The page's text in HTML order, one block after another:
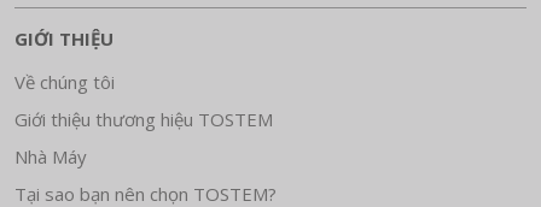
GIỚI THIỆU
Về chúng tôi
Giới thiệu thương hiệu TOSTEM
Nhà Máy
Tại sao bạn nên chọn TOSTEM?